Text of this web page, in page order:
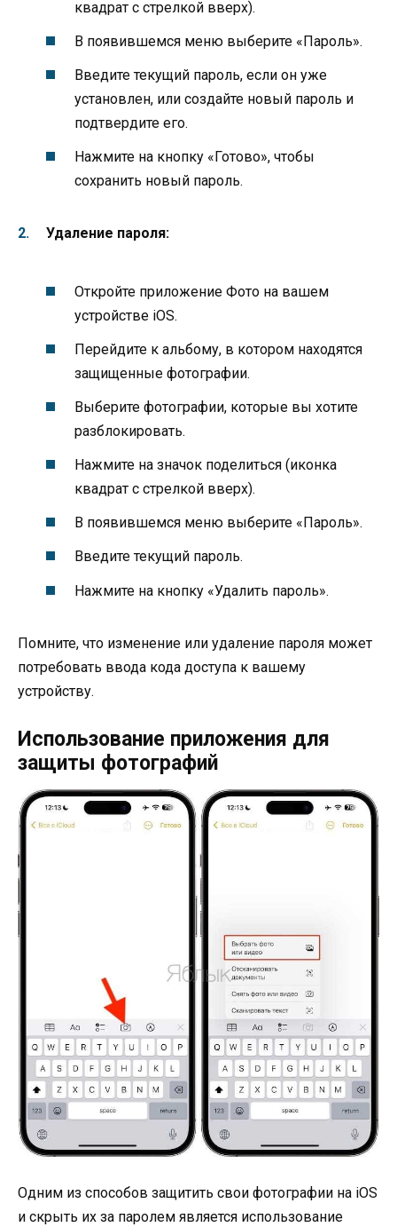
квадрат с стрелкой вверх).
В появившемся меню выберите «Пароль».
Введите текущий пароль, если он уже
установлен, или создайте новый пароль и
подтвердите его.
Нажмите на кнопку «Готово», чтобы
сохранить новый пароль.
Удаление пароля:
Откройте приложение Фото на вашем
устройстве iOS.
Перейдите к альбому, в котором находятся
защищенные фотографии.
Выберите фотографии, которые вы хотите
разблокировать.
Нажмите на значок поделиться (иконка
квадрат с стрелкой вверх).
В появившемся меню выберите «Пароль».
Введите текущий пароль.
Нажмите на кнопку «Удалить пароль».
Помните, что изменение или удаление пароля может
потребовать ввода кода доступа к вашему
устройству.
Использование приложения для
защиты фотографий
Одним из способов защитить свои фотографии на iOS
и скрыть их за паролем является использование